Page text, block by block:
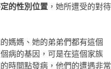
的性別位置 ，她所遭受的對待
媽媽、她的弟弟們都有這個
病的基因，可是在這個家族
時間點發病，他們的遭遇非常